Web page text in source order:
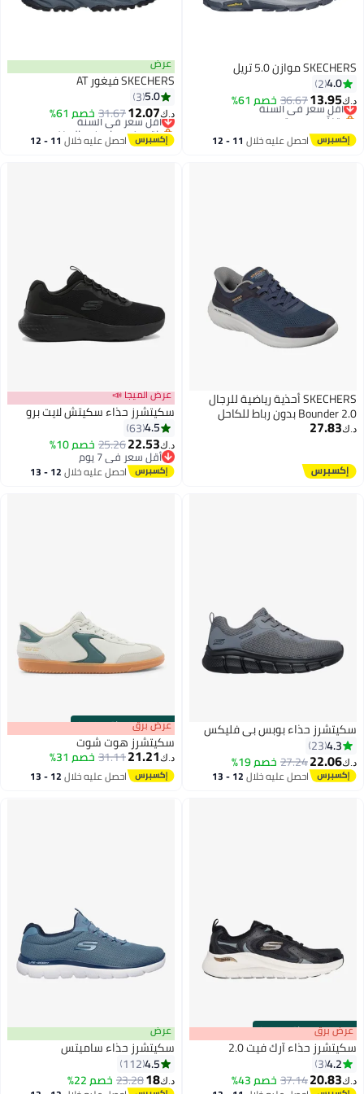
SKECHERS موازن 5.0 تريل
4.0
2
د.ك‏13.95
36.67خصم 61%
أقل سعر في السنة
بتخلّص بسرعة
أقل سعر في السنة
احصل عليه خلال 11 - 12
عرض
SKECHERS فيغور AT
5.0
3
د.ك‏12.07
31.67خصم 61%
أقل سعر في السنة
باقي 1 وحدات في المخزون
أقل سعر في السنة
احصل عليه خلال 11 - 12
SKECHERS أحذية رياضية للرجال
Bounder 2.0 بدون رباط للكاحل
د.ك‏27.83
عرض الميجا 📣
سكيتشرز حذاء سكيتش لايت برو
4.5
63
د.ك‏22.53
25.26خصم 10%
أقل سعر في 7 يوم
أقل سعر في 7 يوماحصل عليه خلال 12 - 13
اغسطس
4
سكيتشرز حذاء بوبس بي فليكس
4.3
23
د.ك‏22.06
27.24خصم 19%
احصل عليه خلال 12 - 13
00m:00s
·باقي 100% عرض برق
سكيتشرز هوت شوت
د.ك‏21.21
31.11خصم 31%
احصل عليه خلال 12 - 13
00m:00s
·باقي 100% عرض برق
سكيتشرز حذاء آرك فيت 2.0
4.2
3
د.ك‏20.83
37.14خصم 43% 8
عرض
سكيتشرز حذاء ساميتس
4.5
112
د.ك‏18
23.28خصم 22%